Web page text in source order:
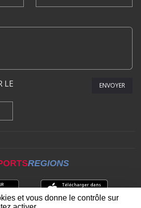
LE
ENVOYER
REGIONS
et vous donne le contrôle sur